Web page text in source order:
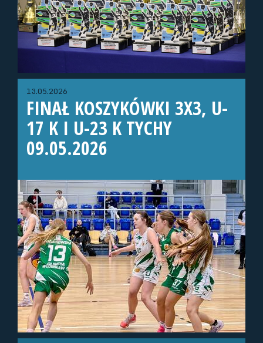
13.05.2026
FINAŁ KOSZYKÓWKI 3X3, U-
17 K I U-23 K TYCHY
09.05.2026